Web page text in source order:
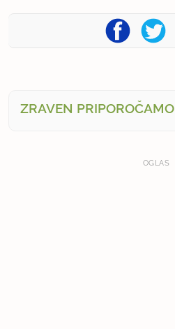
ZRAVEN PRIPOROČAMO
OGLAS